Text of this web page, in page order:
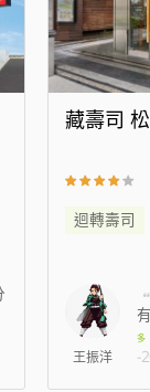
藏壽司
迴轉壽司
C人
多
-